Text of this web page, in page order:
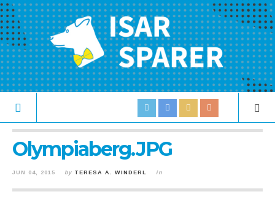
Olympiaberg.JPG
JUN 04, 2015 by TERESA A. WINDERL in